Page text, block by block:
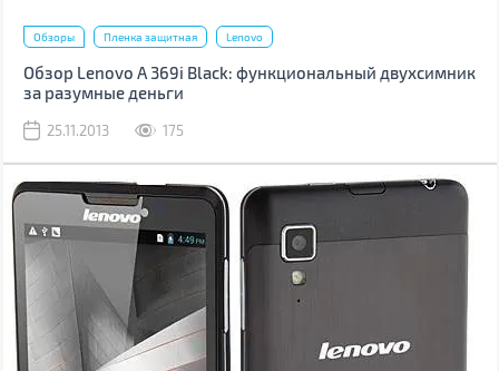
Обзоры Пленка защитная Lenovo
Обзор Lenovo A 369i Black: функциональный двухсимник
за разумные деньги
25.11.2013 175